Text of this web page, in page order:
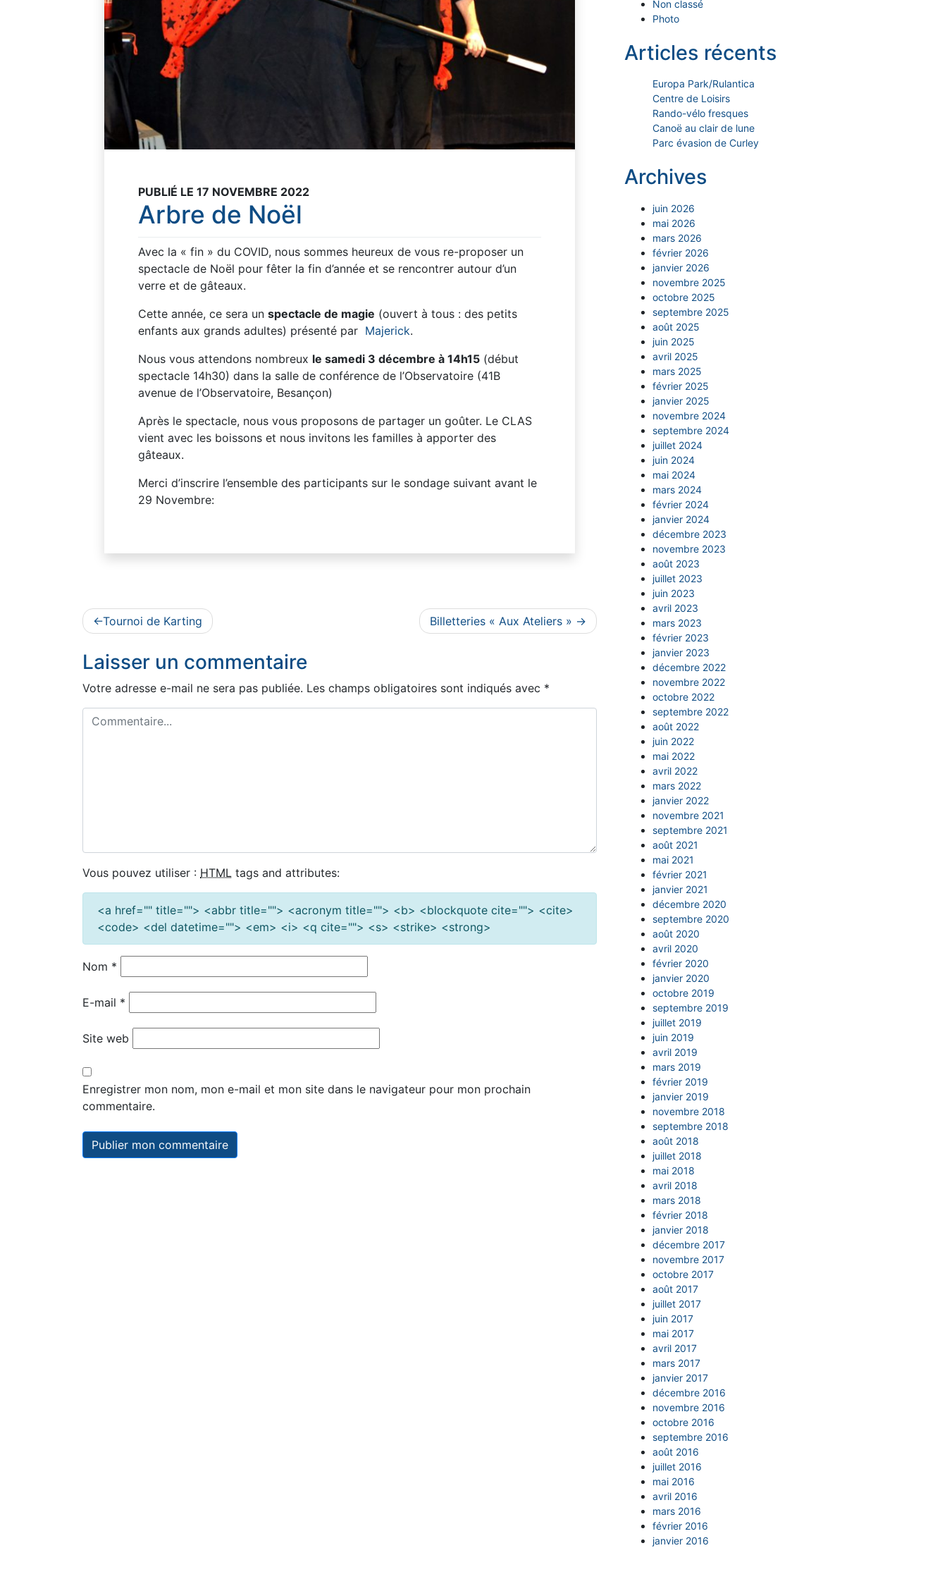
PUBLIÉ LE 17 NOVEMBRE 2022
Arbre de Noël
Avec la « fin » du COVID, nous sommes heureux de vous re-proposer un
spectacle de Noël pour fêter la fin d’année et se rencontrer autour d’un
verre et de gâteaux.
Cette année, ce sera un spectacle de magie (ouvert à tous : des petits
enfants aux grands adultes) présenté par Majerick.
Nous vous attendons nombreux le samedi 3 décembre à 14h15 (début
spectacle 14h30) dans la salle de conférence de l’Observatoire (41B
avenue de l’Observatoire, Besançon)
Après le spectacle, nous vous proposons de partager un goûter. Le CLAS
vient avec les boissons et nous invitons les familles à apporter des
gâteaux.
Merci d’inscrire l’ensemble des participants sur le sondage suivant avant le
29 Novembre:
Navigation
l’article
Tournoi de Karting Billetteries « Aux Ateliers »
Laisser un commentaire
Votre adresse e-mail ne sera pas publiée. Les champs obligatoires sont indiqués avec *
Vous pouvez utiliser : HTML tags and attributes:
<a href="" title=""> <abbr title=""> <acronym title=""> <b> <blockquote cite=""> <cite>
<code> <del datetime=""> <em> <i> <q cite=""> <s> <strike> <strong>
Nom *
E-mail *
Site web
Enregistrer mon nom, mon e-mail et mon site dans le navigateur pour mon prochain
commentaire.
Non classé
Photo
Articles récents
Europa Park/Rulantica
Centre de Loisirs
Rando-vélo fresques
Canoë au clair de lune
Parc évasion de Curley
Archives
juin 2026
mai 2026
mars 2026
février 2026
janvier 2026
novembre 2025
octobre 2025
septembre 2025
août 2025
juin 2025
avril 2025
mars 2025
février 2025
janvier 2025
novembre 2024
septembre 2024
juillet 2024
juin 2024
mai 2024
mars 2024
février 2024
janvier 2024
décembre 2023
novembre 2023
août 2023
juillet 2023
juin 2023
avril 2023
mars 2023
février 2023
janvier 2023
décembre 2022
novembre 2022
octobre 2022
septembre 2022
août 2022
juin 2022
mai 2022
avril 2022
mars 2022
janvier 2022
novembre 2021
septembre 2021
août 2021
mai 2021
février 2021
janvier 2021
décembre 2020
septembre 2020
août 2020
avril 2020
février 2020
janvier 2020
octobre 2019
septembre 2019
juillet 2019
juin 2019
avril 2019
mars 2019
février 2019
janvier 2019
novembre 2018
septembre 2018
août 2018
juillet 2018
mai 2018
avril 2018
mars 2018
février 2018
janvier 2018
décembre 2017
novembre 2017
octobre 2017
août 2017
juillet 2017
juin 2017
mai 2017
avril 2017
mars 2017
janvier 2017
décembre 2016
novembre 2016
octobre 2016
septembre 2016
août 2016
juillet 2016
mai 2016
avril 2016
mars 2016
février 2016
janvier 2016